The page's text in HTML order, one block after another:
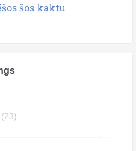
šos kaktu
(23)